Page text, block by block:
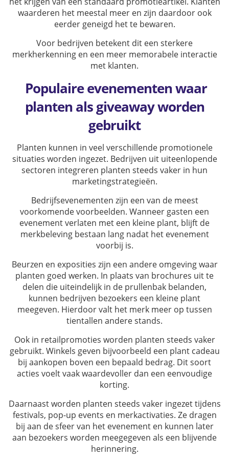
waarderen het meestal meer en zijn daardoor ook
eerder geneigd het te bewaren.
Voor bedrijven betekent dit een sterkere
merkherkenning en een meer memorabele interactie
met klanten.
Populaire evenementen waar
planten als giveaway worden
gebruikt
Planten kunnen in veel verschillende promotionele
situaties worden ingezet. Bedrijven uit uiteenlopende
sectoren integreren planten steeds vaker in hun
marketingstrategieën.
Bedrijfsevenementen zijn een van de meest
voorkomende voorbeelden. Wanneer gasten een
evenement verlaten met een kleine plant, blijft de
merkbeleving bestaan lang nadat het evenement
voorbij is.
Beurzen en exposities zijn een andere omgeving waar
planten goed werken. In plaats van brochures uit te
delen die uiteindelijk in de prullenbak belanden,
kunnen bedrijven bezoekers een kleine plant
meegeven. Hierdoor valt het merk meer op tussen
tientallen andere stands.
Ook in retailpromoties worden planten steeds vaker
gebruikt. Winkels geven bijvoorbeeld een plant cadeau
bij aankopen boven een bepaald bedrag. Dit soort
acties voelt vaak waardevoller dan een eenvoudige
korting.
Daarnaast worden planten steeds vaker ingezet tijdens
festivals, pop-up events en merkactivaties. Ze dragen
bij aan de sfeer van het evenement en kunnen later
aan bezoekers worden meegegeven als een blijvende
herinnering.